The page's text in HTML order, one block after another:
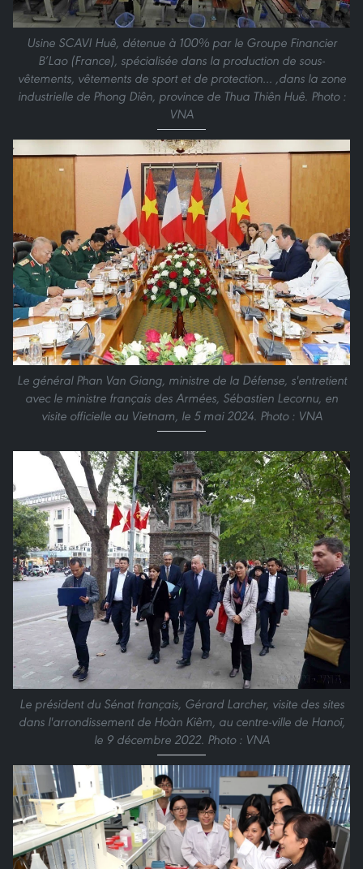
Usine SCAVI Huê, détenue à 100% par le Groupe Financier
B’Lao (France), spécialisée dans la production de sous-
vêtements, vêtements de sport et de protection… ,dans la zone
industrielle de Phong Diên, province de Thua Thiên Huê. Photo :
VNA
Le général Phan Van Giang, ministre de la Défense, s'entretient
avec le ministre français des Armées, Sébastien Lecornu, en
visite officielle au Vietnam, le 5 mai 2024. Photo : VNA
Le président du Sénat français, Gérard Larcher, visite des sites
dans l'arrondissement de Hoàn Kiêm, au centre-ville de Hanoï,
le 9 décembre 2022. Photo : VNA